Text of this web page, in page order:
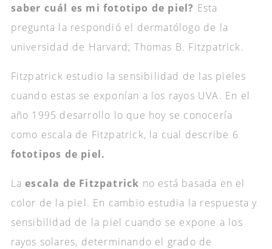
saber cuál es mi fototipo de piel? Esta
pregunta la respondió el dermatólogo de la
universidad de Harvard; Thomas B. Fitzpatrick.
Fitzpatrick estudio la sensibilidad de las pieles
cuando estas se exponían a los rayos UVA. En el
año 1995 desarrollo lo que hoy se conocería
como escala de Fitzpatrick, la cual describe 6
fototipos de piel.
Laescala de Fitzpatrick no está basada en el
color de la piel. En cambio estudia la respuesta y
sensibilidad de la piel cuando se expone a los
rayos solares, determinando el grado de